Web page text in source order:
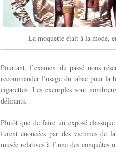
La moquette était à la mode,
Pourtant, l’examen du passé nous
recommander l’usage du tabac pour la
cigarettes. Les exemples sont
délirants.
Plutôt que de faire un exposé
furent énoncées par des victimes de
musée relatives à l’une des